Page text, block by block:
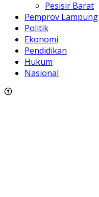
Pesisir Barat
Pemprov Lampung
Politik
Ekonomi
Pendidikan
Hukum
Nasional